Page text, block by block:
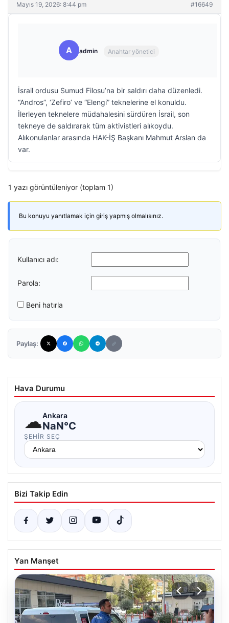
Mayıs 19, 2026: 8:44 pm #16649
A admin Anahtar yönetici
İsrail ordusu Sumud Filosu’na bir saldırı daha düzenledi.
“Andros”, ‘Zefiro’ ve “Elengi” teknelerine el konuldu.
İlerleyen teknelere müdahalesini sürdüren İsrail, son
tekneye de saldırarak tüm aktivistleri alıkoydu.
Alıkonulanlar arasında HAK-İŞ Başkanı Mahmut Arslan da
var.
1 yazı görüntüleniyor (toplam 1)
Bu konuyu yanıtlamak için giriş yapmış olmalısınız.
Kullanıcı adı:
Parola:
Beni hatırla
Paylaş:
Hava Durumu
☁Ankara
NaN°C
ŞEHIR SEÇ
Bizi Takip Edin
Yan Manşet